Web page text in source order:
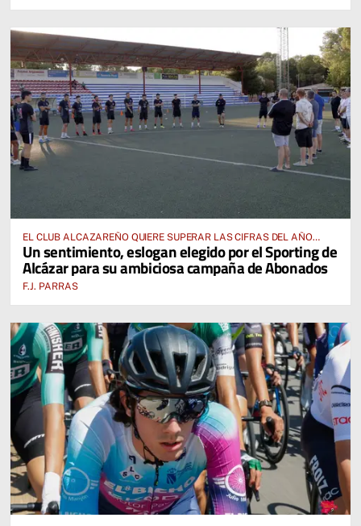
EL CLUB ALCAZAREÑO QUIERE SUPERAR LAS CIFRAS DEL AÑO
PASADO E INCLUSO DUPLICARLAS
Un sentimiento, eslogan elegido por el Sporting de
Alcázar para su ambiciosa campaña de Abonados
F.J. PARRAS